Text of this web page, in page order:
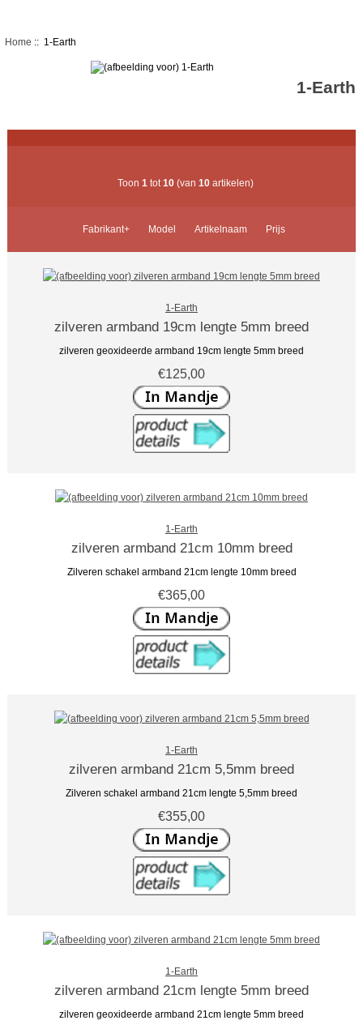
Home :: 1-Earth
1-Earth
Toon 1 tot 10 (van 10 artikelen)
Fabrikant+ Model Artikelnaam Prijs
1-Earth
zilveren armband 19cm lengte 5mm breed
zilveren geoxideerde armband 19cm lengte 5mm breed
€125,00
1-Earth
zilveren armband 21cm 10mm breed
Zilveren schakel armband 21cm lengte 10mm breed
€365,00
1-Earth
zilveren armband 21cm 5,5mm breed
Zilveren schakel armband 21cm lengte 5,5mm breed
€355,00
1-Earth
zilveren armband 21cm lengte 5mm breed
zilveren geoxideerde armband 21cm lengte 5mm breed